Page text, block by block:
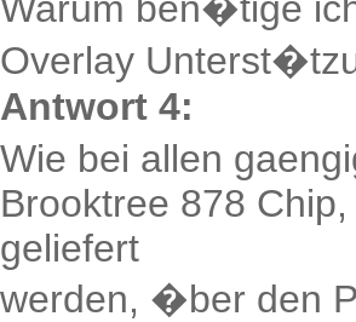
Overlay
Antwort 4:
Wie bei allen
Brooktree 878
geliefert
werden, �ber den